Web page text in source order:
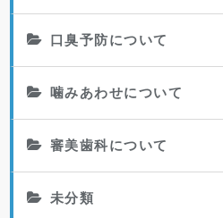
口臭予防について
噛みあわせについて
審美歯科について
未分類